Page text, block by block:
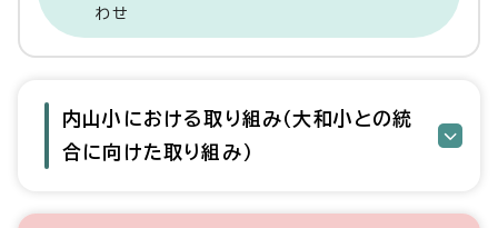
わせ
内山小における取り組み（大和小との統
合に向けた取り組み）